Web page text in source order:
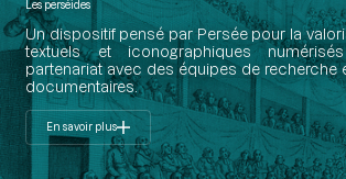
Les perséides
Un dispositif pensé par Persée pour la
textuels et iconographiques
partenariat avec des équipes de recherche
documentaires.
En savoir plus